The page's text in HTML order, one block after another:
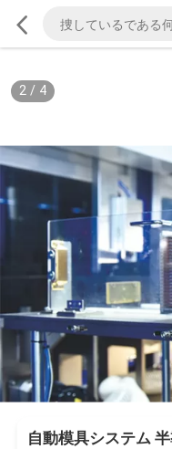
2/ 4
自動模具システム